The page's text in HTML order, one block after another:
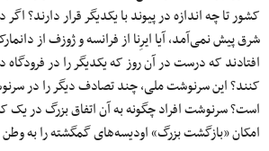
شرق پیش نمی‌آمد، آیا ایرِنا از فرانسه و ژوزف از
افتادند که درست در آن روز که یکدیگر را در فرودگاه
کنند؟ این سرنوشت ملی، چند تصادف دیگر را در
است؟ سرنوشت افراد چگونه به آن اتفاق بزرگ در یک
امکان «بازگشت بزرگ» اودیسه‌های گمگشته را به وطن